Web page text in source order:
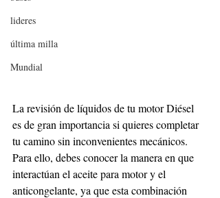
lideres
última milla
Mundial
La revisión de líquidos de tu motor Diésel
es de gran importancia si quieres completar
tu camino sin inconvenientes mecánicos.
Para ello, debes conocer la manera en que
interactúan el aceite para motor y el
anticongelante, ya que esta combinación